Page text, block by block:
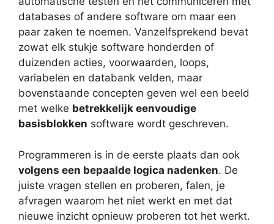
databases of andere software om maar een
paar zaken te noemen. Vanzelfsprekend bevat
zowat elk stukje software honderden of
duizenden acties, voorwaarden, loops,
variabelen en databank velden, maar
bovenstaande concepten geven wel een beeld
met welke betrekkelijk eenvoudige
basisblokken software wordt geschreven.
Programmeren is in de eerste plaats dan ook
volgens een bepaalde logica nadenken. De
juiste vragen stellen en proberen, falen, je
afvragen waarom het niet werkt en met dat
nieuwe inzicht opnieuw proberen tot het werkt.